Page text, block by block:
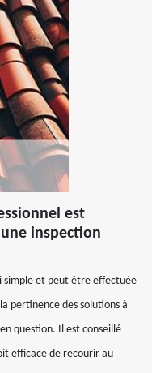
est
inspection
simple et peut être effectuée
pertinence des solutions à
question. Il est conseillé
efficace de recourir au